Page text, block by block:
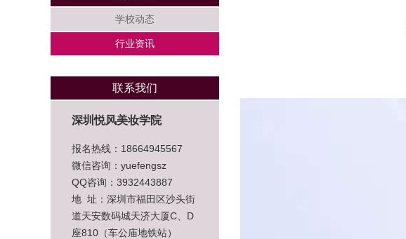
学校动态
行业资讯
联系我们
深圳悦风美妆学院
报名热线：18664945567
微信咨询：yuefengsz
QQ咨询：3932443887
地 址：深圳市福田区沙头街
道天安数码城天济大厦C、D
座810（车公庙地铁站）